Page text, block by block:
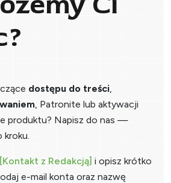
dostępu do treści,
, Patronite lub aktywacji
produktu? Napisz do nas —
kroku.
[Kontakt z Redakcją] i opisz krótko
e-mail konta oraz nazwę